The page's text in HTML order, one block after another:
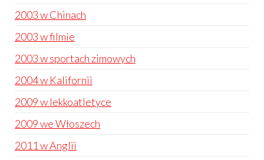
2003 w Chinach
2003 w filmie
2003 w sportach zimowych
2004 w Kalifornii
2009 w lekkoatletyce
2009 we Włoszech
2011 w Anglii